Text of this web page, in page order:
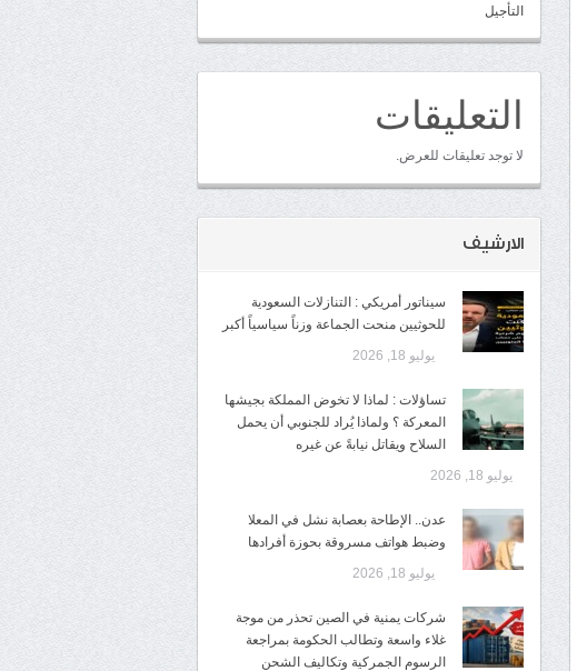
التأجيل
التعليقات
لا توجد تعليقات للعرض.
الارشيف
سيناتور أمريكي : التنازلات السعودية
للحوثيين منحت الجماعة وزناً سياسياً أكبر
يوليو 18, 2026
تساؤلات : لماذا لا تخوض المملكة بجيشها
المعركة ؟ ولماذا يُراد للجنوبي أن يحمل
السلاح ويقاتل نيابةً عن غيره
يوليو 18, 2026
عدن.. الإطاحة بعصابة نشل في المعلا
وضبط هواتف مسروقة بحوزة أفرادها
يوليو 18, 2026
شركات يمنية في الصين تحذر من موجة
غلاء واسعة وتطالب الحكومة بمراجعة
الرسوم الجمركية وتكاليف الشحن